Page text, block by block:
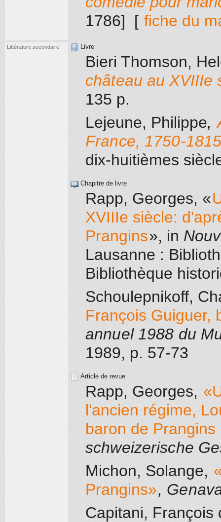
1786] [ fiche du
Littérature secondaire Livre
Bieri Thomson,
château au XVIIIe
135 p.
Lejeune, Philippe,
France, 1750-
dix-huitièmes
Chapitre de livre
Rapp, Georges, «
XVIIIe siècle:
Prangins», in
Lausanne :
Bibliothèque
Schoulepnikoff,
François Guiguer,
annuel 1988 du
1989, p. 57-73
Article de revue
Rapp, Georges,
l'ancien régime,
baron de
schweizerische
Michon, Solange,
Prangins»,
Capitani, François